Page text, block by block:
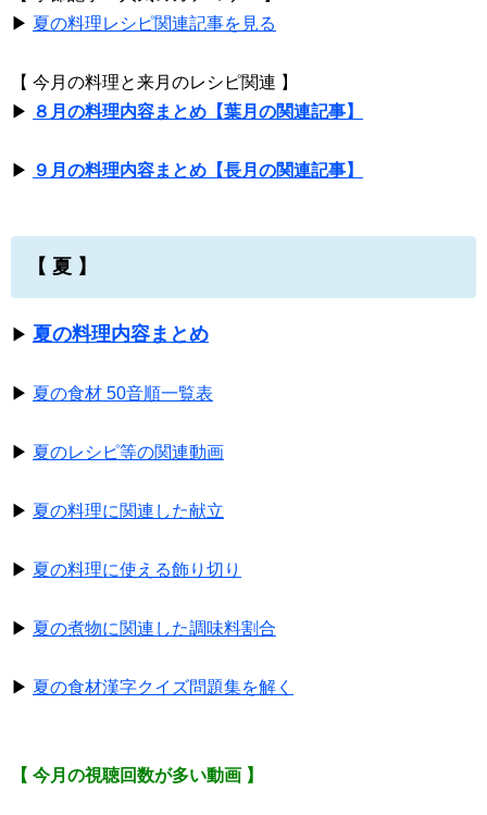
▶ 夏の料理レシピ関連記事を見る
【 今月の料理と来月のレシピ関連 】
▶ ８月の料理内容まとめ【葉月の関連記事】
▶ ９月の料理内容まとめ【長月の関連記事】
【 夏 】
▶ 夏の料理内容まとめ
▶ 夏の食材 50音順一覧表
▶ 夏のレシピ等の関連動画
▶ 夏の料理に関連した献立
▶ 夏の料理に使える飾り切り
▶ 夏の煮物に関連した調味料割合
▶ 夏の食材漢字クイズ問題集を解く
【 今月の視聴回数が多い動画 】